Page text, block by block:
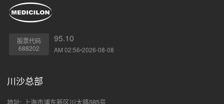
股票代码
688202
95.10
AM 02:56•2026-08-08
川沙总部
地址: 上海市浦东新区川大路585号